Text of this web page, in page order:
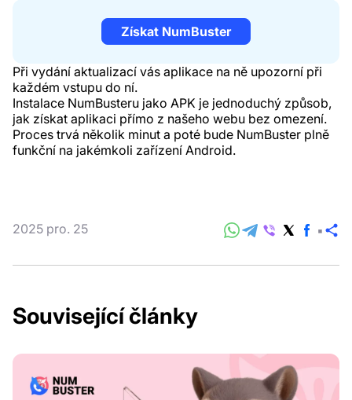
Získat NumBuster
Při vydání aktualizací vás aplikace na ně upozorní při
každém vstupu do ní.
Instalace NumBusteru jako APK je jednoduchý způsob,
jak získat aplikaci přímo z našeho webu bez omezení.
Proces trvá několik minut a poté bude NumBuster plně
funkční na jakémkoli zařízení Android.
2025 pro. 25
Související články